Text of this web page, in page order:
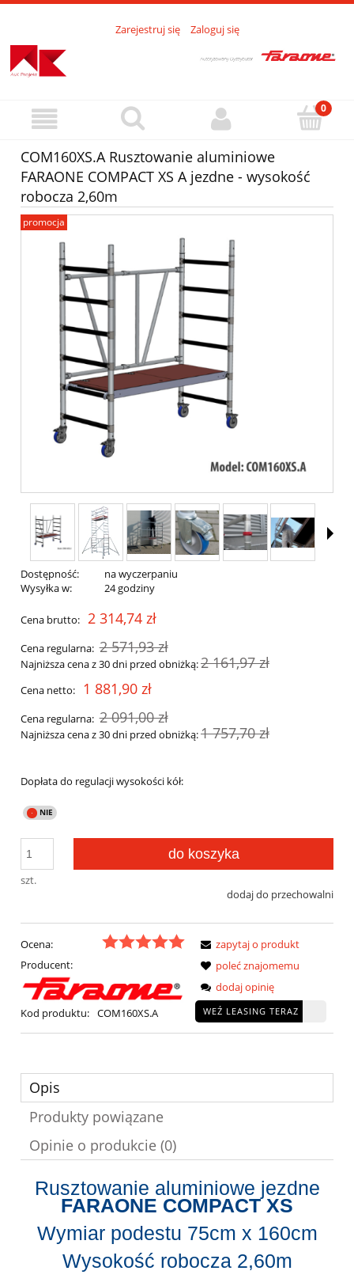
Zarejestruj się Zaloguj się
COM160XS.A Rusztowanie aluminiowe
FARAONE COMPACT XS A jezdne - wysokość
robocza 2,60m
promocja
Dostępność:
na wyczerpaniu
Wysyłka w:
24 godziny
Cena brutto: 2 314,74 zł
Cena regularna: 2 571,93 zł
Najniższa cena z 30 dni przed obniżką:2 161,97 zł
Cena netto: 1 881,90 zł
Cena regularna: 2 091,00 zł
Najniższa cena z 30 dni przed obniżką:1 757,70 zł
Dopłata do regulacji wysokości kół:
szt.
do koszyka
dodaj do przechowalni
Ocena:
Producent:
Kod produktu: COM160XS.A
zapytaj o produkt
poleć znajomemu
dodaj opinię
WEŹ LEASING TERAZ
Opis
Produkty powiązane
Opinie o produkcie (0)
Rusztowanie aluminiowe jezdne
FARAONE COMPACT XS
Wymiar podestu 75cm x 160cm
Wysokość robocza 2,60m